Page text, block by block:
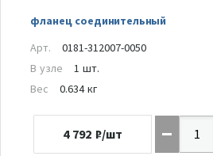
фланец соединительный
Арт.
0181-312007-0050
В узле
1 шт.
Вес
0.634 кг
4 792 ₽/шт